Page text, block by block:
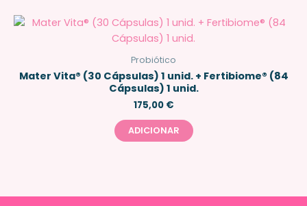
Probiótico
Mater Vita® (30 Cápsulas) 1 unid. + Fertibiome® (84
Cápsulas) 1 unid.
175,00 €
ADICIONAR